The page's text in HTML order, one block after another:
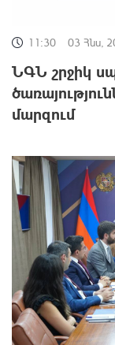
11:30 03 Հնս,
ՆԳՆ շրջիկ
մարզում